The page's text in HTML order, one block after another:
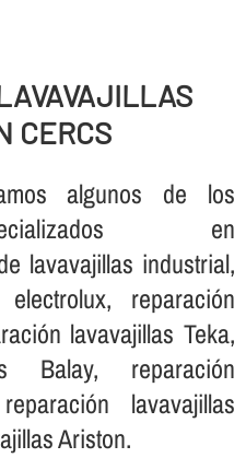
CERCS
algunos de los
en
lavavajillas industrial,
reparación
lavavajillas Teka,
Balay, reparación
lavavajillas
Ariston.